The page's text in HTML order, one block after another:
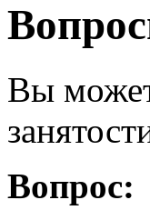
Вы
Вопрос: